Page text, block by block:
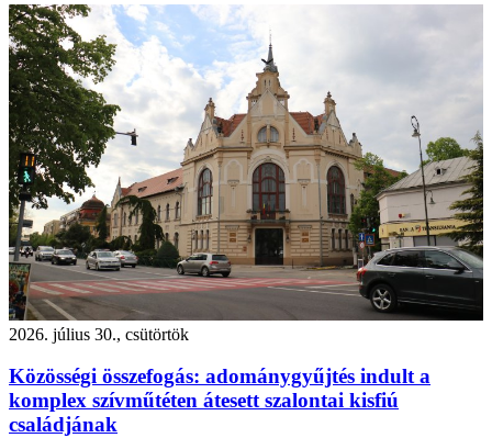
2026. július 30., csütörtök
Közösségi összefogás: adománygyűjtés indult a
komplex szívműtéten átesett szalontai kisfiú
családjának